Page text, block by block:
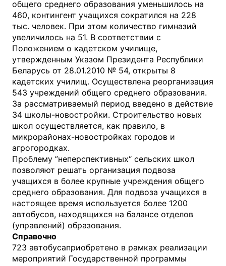
общего среднего образования уменьшилось на
460, контингент учащихся сократился на 228
тыс. человек. При этом количество гимназий
увеличилось на 51. В соответствии с
Положением о кадетском училище,
утвержденным Указом Президента Республики
Беларусь от 28.01.2010 № 54, открыты 8
кадетских училищ. Осуществлена реорганизация
543 учреждений общего среднего образования.
За рассматриваемый период введено в действие
34 школы-новостройки. Строительство новых
школ осуществляется, как правило, в
микрорайонах-новостройках городов и
агрогородках.
Проблему ”неперспективных“ сельских школ
позволяют решать организация подвоза
учащихся в более крупные учреждения общего
среднего образования. Для подвоза учащихся в
настоящее время используется более 1200
автобусов, находящихся на балансе отделов
(управлений) образования.
Справочно
723 автобусаприобретено в рамках реализации
мероприятий Государственной программы